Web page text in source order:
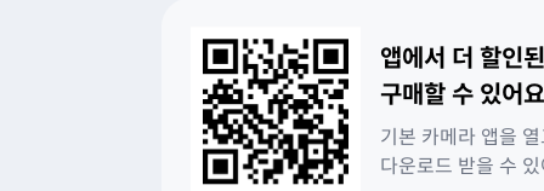
앱에서 더 할인
구매할 수 있어
기본 카메라 앱을
다운로드 받을 수